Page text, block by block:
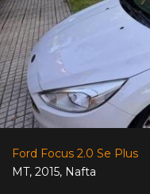
Ford Focus 2.0 Se Plus
MT, 2015, Nafta